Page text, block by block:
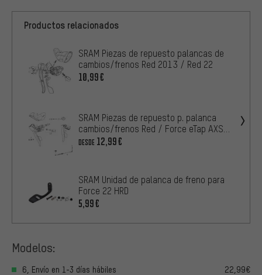
Productos relacionados
SRAM Piezas de repuesto palancas de
cambios/frenos Red 2013 / Red 22
10,99€
SRAM Piezas de repuesto p. palanca
cambios/frenos Red / Force eTap AXS
HRD
DESDE 12,99€
SRAM Unidad de palanca de freno para
Force 22 HRD
5,99€
Modelos:
6, Envío en 1-3 días hábiles
22,99€